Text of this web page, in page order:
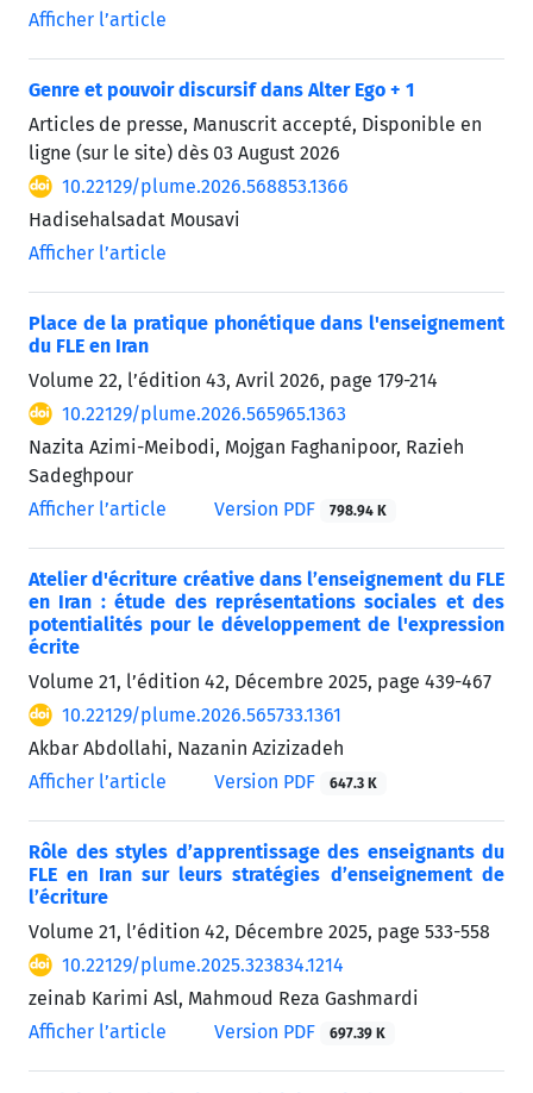
Afficher l’article
Genre et pouvoir discursif dans Alter Ego + 1
Articles de presse, Manuscrit accepté, Disponible en
ligne (sur le site) dès 03 August 2026
10.22129/plume.2026.568853.1366
Hadisehalsadat Mousavi
Afficher l’article
Place de la pratique phonétique dans l'enseignement
du FLE en Iran
Volume 22, l’édition 43, Avril 2026, page 179-214
10.22129/plume.2026.565965.1363
Nazita Azimi-Meibodi, Mojgan Faghanipoor, Razieh
Sadeghpour
Afficher l’article
Version PDF 798.94 K
Atelier d'écriture créative dans l’enseignement du FLE
en Iran : étude des représentations sociales et des
potentialités pour le développement de l'expression
écrite
Volume 21, l’édition 42, Décembre 2025, page 439-467
10.22129/plume.2026.565733.1361
Akbar Abdollahi, Nazanin Azizizadeh
Afficher l’article
Version PDF 647.3 K
Rôle des styles d’apprentissage des enseignants du
FLE en Iran sur leurs stratégies d’enseignement de
l’écriture
Volume 21, l’édition 42, Décembre 2025, page 533-558
10.22129/plume.2025.323834.1214
zeinab Karimi Asl, Mahmoud Reza Gashmardi
Afficher l’article
Version PDF 697.39 K